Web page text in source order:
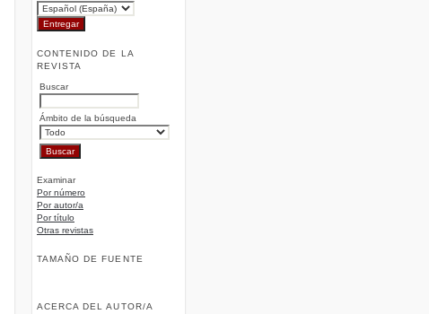
CONTENIDO DE LA
REVISTA
Buscar
Ámbito de la búsqueda
Examinar
Por número
Por autor/a
Por título
Otras revistas
TAMAÑO DE FUENTE
ACERCA DEL AUTOR/A